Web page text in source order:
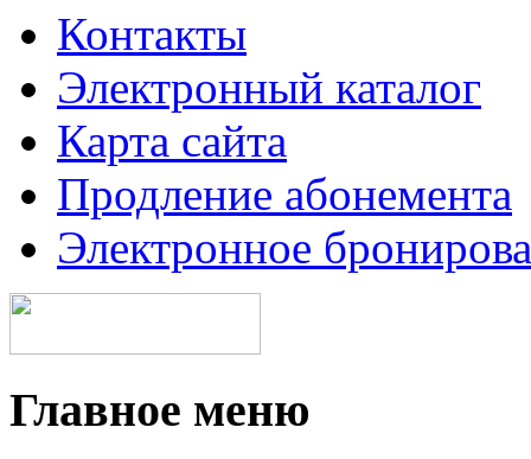
Контакты
Электронный каталог
Карта сайта
Продление абонемента
Электронное
Главное меню